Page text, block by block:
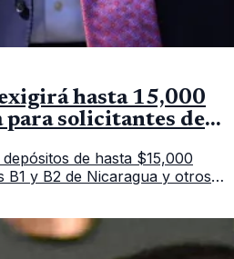
hasta 15,000
para solicitantes de
de hasta $15,000
B1 y B2 de Nicaragua y otros